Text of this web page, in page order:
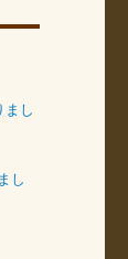
まし
し